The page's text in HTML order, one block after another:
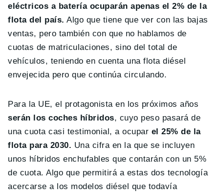
eléctricos a batería ocuparán apenas el 2% de la
flota del país. Algo que tiene que ver con las bajas
ventas, pero también con que no hablamos de
cuotas de matriculaciones, sino del total de
vehículos, teniendo en cuenta una flota diésel
envejecida pero que continúa circulando.
Para la UE, el protagonista en los próximos años
serán los coches híbridos, cuyo peso pasará de
una cuota casi testimonial, a ocupar el 25% de la
flota para 2030. Una cifra en la que se incluyen
unos híbridos enchufables que contarán con un 5%
de cuota. Algo que permitirá a estas dos tecnología
acercarse a los modelos diésel que todavía